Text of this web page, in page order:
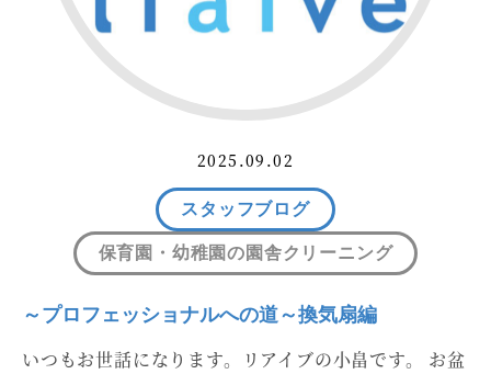
2025.09.02
スタッフブログ
保育園・幼稚園の園舎クリーニング
～プロフェッショナルへの道～換気扇編
いつもお世話になります。リアイブの小畠です。 お盆